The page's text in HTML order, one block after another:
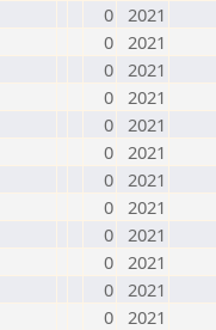
0 2021
0 2021
0 2021
0 2021
0 2021
0 2021
0 2021
0 2021
0 2021
0 2021
0 2021
0 2021